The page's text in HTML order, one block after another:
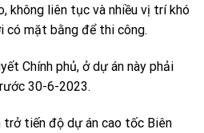
không liên tục và nhiều vị trí khó
có mặt bằng để thi công.
Chính phủ, ở dự án này phải
30-6-2023.
trở tiến độ dự án cao tốc Biên